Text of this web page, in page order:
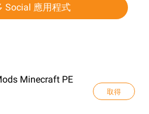
Social 應用程式
Minecraft PE
取得